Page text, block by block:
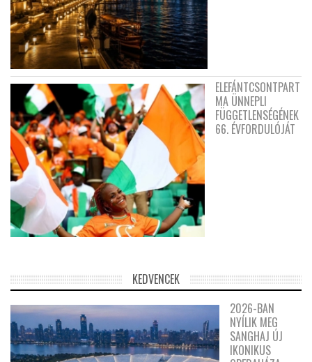
ELEFÁNTCSONTPART
MA ÜNNEPLI
FÜGGETLENSÉGÉNEK
66. ÉVFORDULÓJÁT
KEDVENCEK
2026-BAN
NYÍLIK MEG
SANGHAJ ÚJ
IKONIKUS